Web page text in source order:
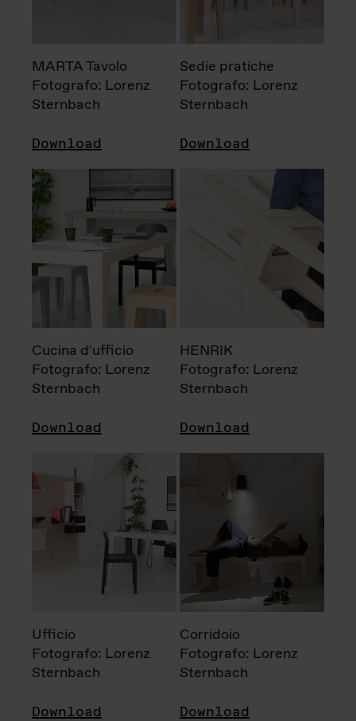
MARTA Tavolo
Fotografo: Lorenz
Sternbach
Download
Sedie pratiche
Fotografo: Lorenz
Sternbach
Download
Cucina d'ufficio
Fotografo: Lorenz
Sternbach
Download
HENRIK
Fotografo: Lorenz
Sternbach
Download
Ufficio
Fotografo: Lorenz
Sternbach
Download
Corridoio
Fotografo: Lorenz
Sternbach
Download